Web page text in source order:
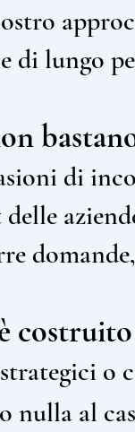
di lungo
di
delle
o
nulla al